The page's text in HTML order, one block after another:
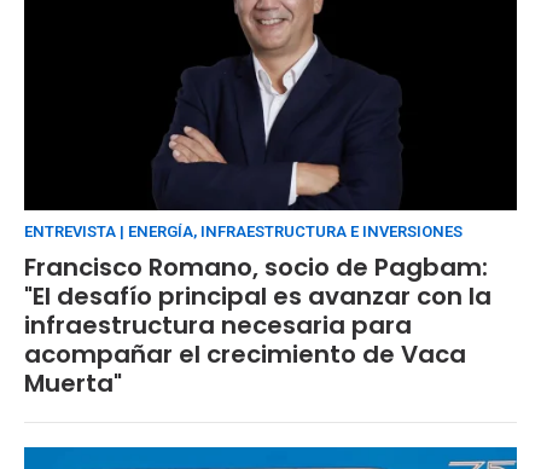
ENTREVISTA | ENERGÍA, INFRAESTRUCTURA E INVERSIONES
Francisco Romano, socio de Pagbam:
"El desafío principal es avanzar con la
infraestructura necesaria para
acompañar el crecimiento de Vaca
Muerta"